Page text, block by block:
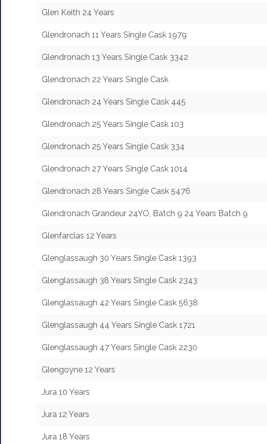
Glen Keith 24 Years
Glendronach 11 Years Single Cask 1979
Glendronach 13 Years Single Cask 3342
Glendronach 22 Years Single Cask
Glendronach 24 Years Single Cask 445
Glendronach 25 Years Single Cask 103
Glendronach 25 Years Single Cask 334
Glendronach 27 Years Single Cask 1014
Glendronach 28 Years Single Cask 5476
Glendronach Grandeur 24YO, Batch 9 24 Years Batch 9
Glenfarclas 12 Years
Glenglassaugh 30 Years Single Cask 1393
Glenglassaugh 38 Years Single Cask 2343
Glenglassaugh 42 Years Single Cask 5638
Glenglassaugh 44 Years Single Cask 1721
Glenglassaugh 47 Years Single Cask 2230
Glengoyne 12 Years
Jura 10 Years
Jura 12 Years
Jura 18 Years